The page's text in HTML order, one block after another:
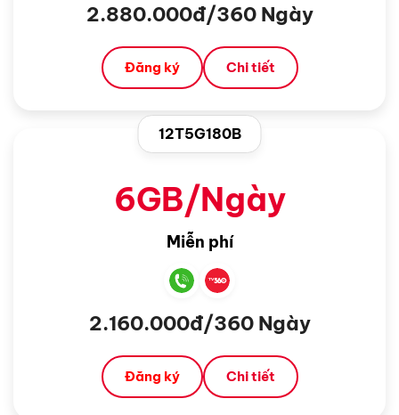
2.880.000đ/360 Ngày
Đăng ký Chi tiết
12T5G180B
6GB/Ngày
Miễn phí
2.160.000đ/360 Ngày
Đăng ký Chi tiết